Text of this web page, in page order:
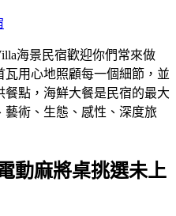
海景民宿歡迎你們常來做
用心地照顧每一個細節，並
餐點，海鮮大餐是民宿的最大
術、生態、感性、深度旅
動麻將桌挑選未上